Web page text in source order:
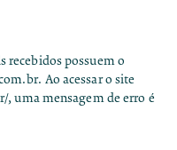
recebidos possuem o
. Ao acessar o site
, uma mensagem de erro é